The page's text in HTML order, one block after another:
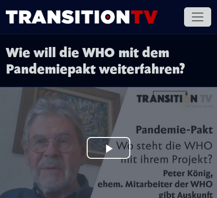
Wie will die WHO mit dem
Pandemiepakt weiterfahren?